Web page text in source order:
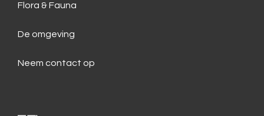
Flora & Fauna
De omgeving
Neem contact op